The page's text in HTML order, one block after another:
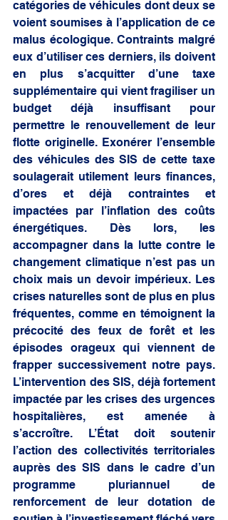
catégories de véhicules dont deux se
voient soumises à l’application de ce
malus écologique. Contraints malgré
eux d’utiliser ces derniers, ils doivent
en plus s’acquitter d’une taxe
supplémentaire qui vient fragiliser un
budget déjà insuffisant pour
permettre le renouvellement de leur
flotte originelle. Exonérer l’ensemble
des véhicules des SIS de cette taxe
soulagerait utilement leurs finances,
d’ores et déjà contraintes et
impactées par l’inflation des coûts
énergétiques. Dès lors, les
accompagner dans la lutte contre le
changement climatique n’est pas un
choix mais un devoir impérieux. Les
crises naturelles sont de plus en plus
fréquentes, comme en témoignent la
précocité des feux de forêt et les
épisodes orageux qui viennent de
frapper successivement notre pays.
L’intervention des SIS, déjà fortement
impactée par les crises des urgences
hospitalières, est amenée à
s’accroître. L’État doit soutenir
l’action des collectivités territoriales
auprès des SIS dans le cadre d’un
programme pluriannuel de
renforcement de leur dotation de